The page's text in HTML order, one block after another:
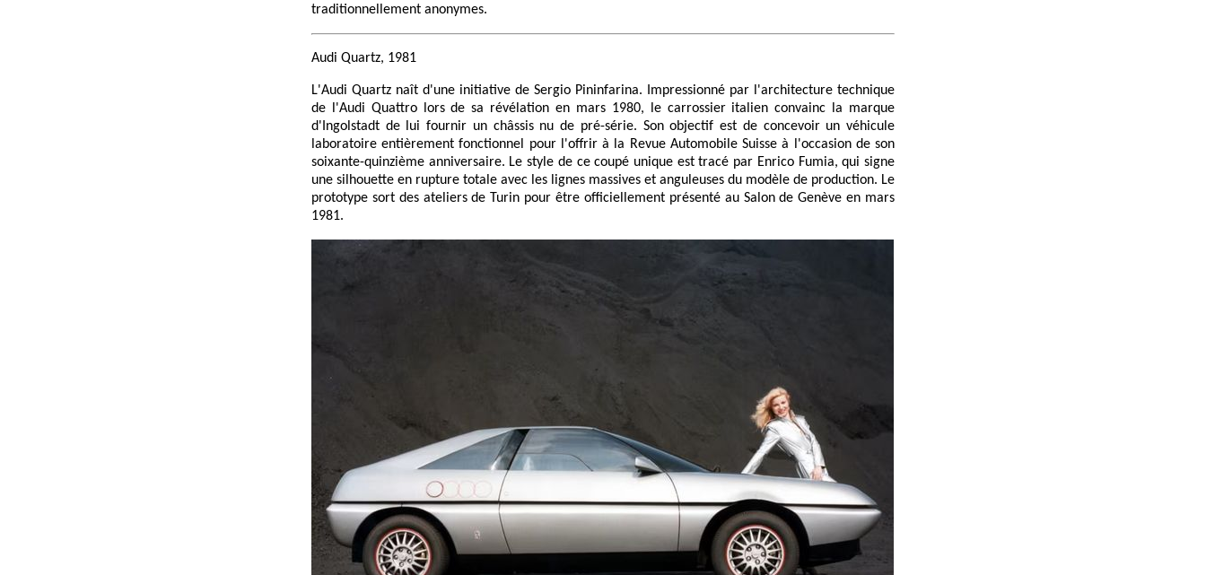
traditionnellement anonymes.
Audi Quartz, 1981
L'Audi Quartz naît d'une initiative de Sergio Pininfarina. Impressionné par l'architecture technique
de l'Audi Quattro lors de sa révélation en mars 1980, le carrossier italien convainc la marque
d'Ingolstadt de lui fournir un châssis nu de pré-série. Son objectif est de concevoir un véhicule
laboratoire entièrement fonctionnel pour l'offrir à la Revue Automobile Suisse à l'occasion de son
soixante-quinzième anniversaire. Le style de ce coupé unique est tracé par Enrico Fumia, qui signe
une silhouette en rupture totale avec les lignes massives et anguleuses du modèle de production. Le
prototype sort des ateliers de Turin pour être officiellement présenté au Salon de Genève en mars
1981.